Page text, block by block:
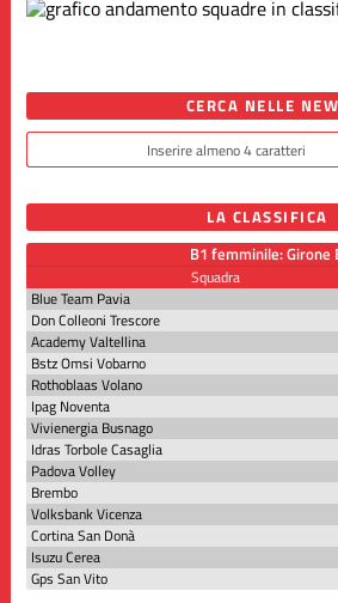
CERCA NELLE
LA CLASSIFICA
B1 femminile: Girone
Squadra
Blue Team Pavia
Don Colleoni Trescore
Academy Valtellina
Bstz Omsi Vobarno
Rothoblaas Volano
Ipag Noventa
Vivienergia Busnago
Idras Torbole Casaglia
Padova Volley
Brembo
Volksbank Vicenza
Cortina San Donà
Isuzu Cerea
Gps San Vito